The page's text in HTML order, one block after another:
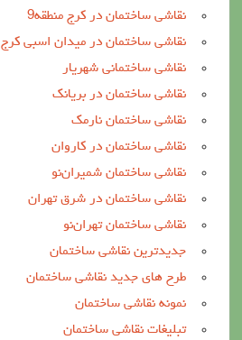
نقاشی ساختمان در کرج منطقه9
نقاشی ساختمان در میدان اسبی کرج
نقاشی ساختمانی شهریار
نقاشی ساختمان در بریانک
نقاشی ساختمان نارمک
نقاشی ساختمان در کاروان
نقاشی ساختمان شمیران‌نو
نقاشی ساختمان در شرق تهران
نقاشی ساختمان تهران‌نو
جدیدترین نقاشی ساختمان
طرح های جدید نقاشی ساختمان
نمونه نقاشی ساختمان
تبلیغات نقاشی ساختمان